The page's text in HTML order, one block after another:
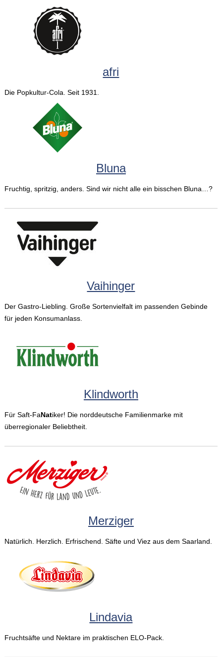
afri
Die Popkultur-Cola. Seit 1931.
Bluna
Fruchtig, spritzig, anders. Sind wir nicht alle ein bisschen Bluna…?
Vaihinger
Der Gastro-Liebling. Große Sortenvielfalt im passenden Gebinde
für jeden Konsumanlass.
Klindworth
Für Saft-FaNatiker! Die norddeutsche Familienmarke mit
überregionaler Beliebtheit.
Merziger
Natürlich. Herzlich. Erfrischend. Säfte und Viez aus dem Saarland.
Lindavia
Fruchtsäfte und Nektare im praktischen ELO-Pack.